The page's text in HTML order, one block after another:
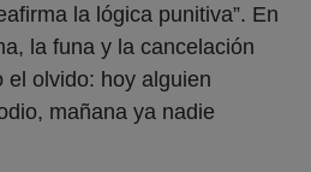
la lógica punitiva”. En
la funa y la cancelación
el olvido: hoy alguien
mañana ya nadie